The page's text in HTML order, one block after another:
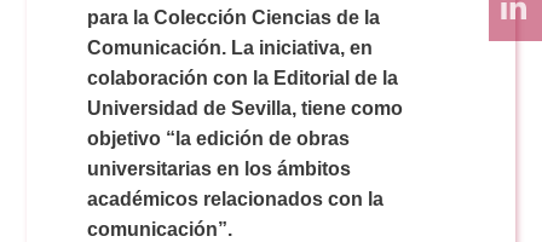
para la Colección Ciencias de la
Comunicación. La iniciativa, en
colaboración con la Editorial de la
Universidad de Sevilla, tiene como
objetivo “la edición de obras
universitarias en los ámbitos
académicos relacionados con la
comunicación”.